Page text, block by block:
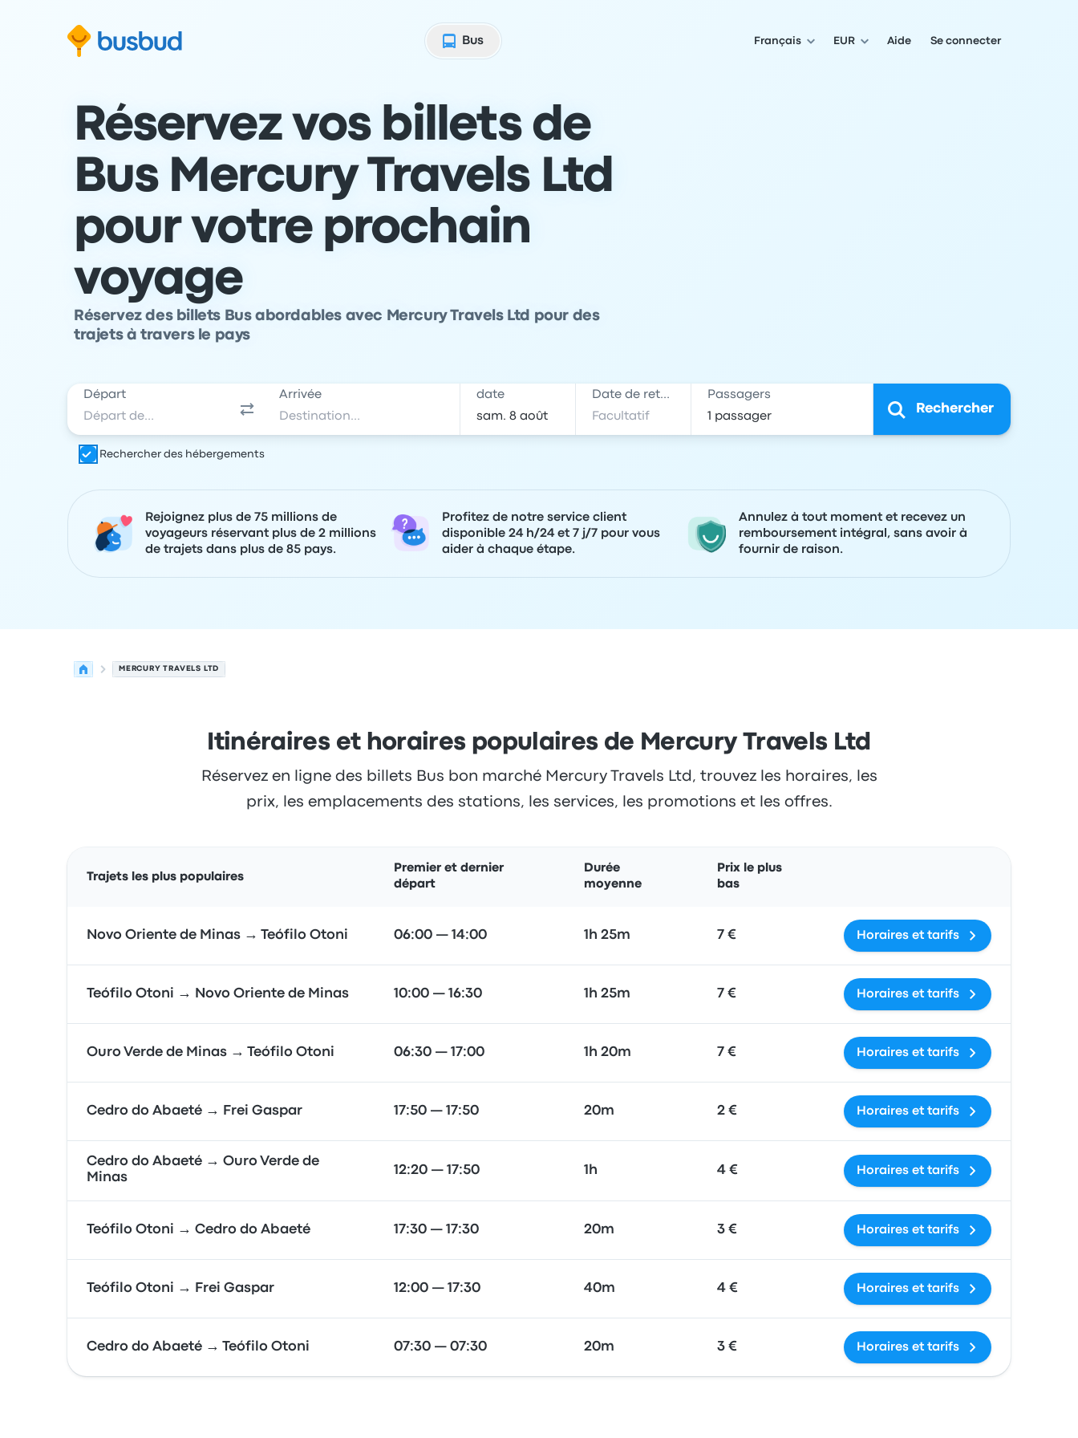
Bus
Français EUR Aide Se connecter
Réservez vos billets de
Bus Mercury Travels Ltd
pour votre prochain
voyage
Réservez des billets Bus abordables avec Mercury Travels Ltd pour des
trajets à travers le pays
Départ Arrivée date Date de retour Passagers
Rechercher
Rechercher des hébergements
Rejoignez plus de 75 millions de
voyageurs réservant plus de 2 millions
de trajets dans plus de 85 pays.
Profitez de notre service client
disponible 24 h/24 et 7 j/7 pour vous
aider à chaque étape.
Annulez à tout moment et recevez un
remboursement intégral, sans avoir à
fournir de raison.
MERCURY TRAVELS LTD
Itinéraires et horaires populaires de Mercury Travels Ltd
Réservez en ligne des billets Bus bon marché Mercury Travels Ltd, trouvez les horaires, les
prix, les emplacements des stations, les services, les promotions et les offres.
Trajets les plus populaires
Premier et dernier
départ
Durée
moyenne
Prix le plus
bas
Novo Oriente de Minas → Teófilo Otoni 06:00 — 14:00 1h 25m 7 € Horaires et tarifs
Teófilo Otoni → Novo Oriente de Minas 10:00 — 16:30 1h 25m 7 € Horaires et tarifs
Ouro Verde de Minas → Teófilo Otoni 06:30 — 17:00 1h 20m 7 € Horaires et tarifs
Cedro do Abaeté → Frei Gaspar 17:50 — 17:50 20m 2 € Horaires et tarifs
Cedro do Abaeté → Ouro Verde de
Minas
12:20 — 17:50 1h 4 € Horaires et tarifs
Teófilo Otoni → Cedro do Abaeté 17:30 — 17:30 20m 3 € Horaires et tarifs
Teófilo Otoni → Frei Gaspar 12:00 — 17:30 40m 4 € Horaires et tarifs
Cedro do Abaeté → Teófilo Otoni 07:30 — 07:30 20m 3 € Horaires et tarifs